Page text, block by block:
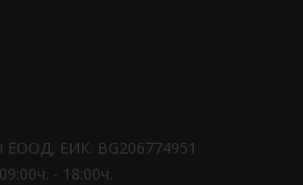
ЕИК: BG206774951
- 18:00ч.